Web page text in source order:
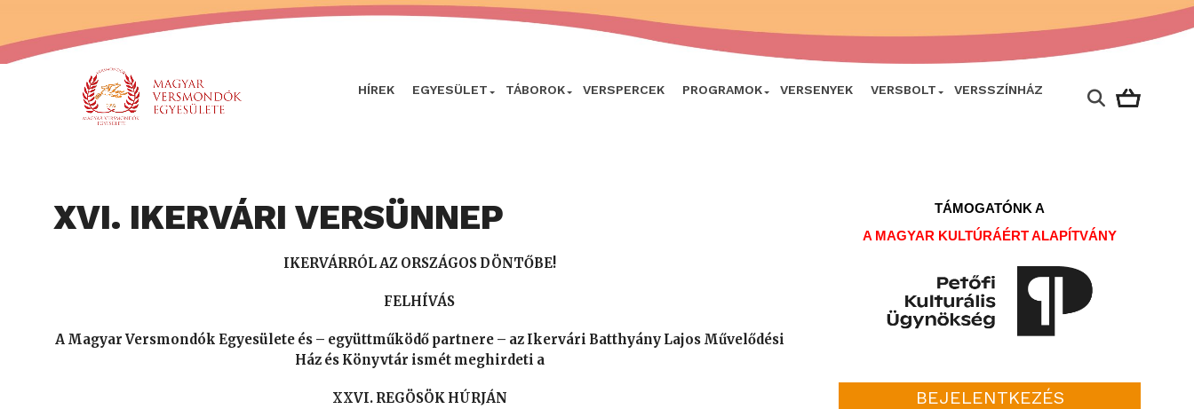
HÍREK EGYESÜLET TÁBOROK VERSPERCEK PROGRAMOK VERSENYEK VERSBOLT VERSSZÍNHÁZ
XVI. IKERVÁRI VERSÜNNEP
IKERVÁRRÓL AZ ORSZÁGOS DÖNTŐBE!
FELHÍVÁS
A Magyar Versmondók Egyesülete és – együttműködő partnere – az Ikervári Batthyány Lajos Művelődési
Ház és Könyvtár ismét meghirdeti a
XXVI. REGÖSÖK HÚRJÁN
TÁMOGATÓNK A
A MAGYAR KULTÚRÁÉRT ALAPÍTVÁNY
BEJELENTKEZÉS